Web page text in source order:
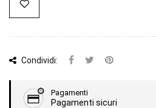
Condividi:
Pagamenti
Pagamenti sicuri